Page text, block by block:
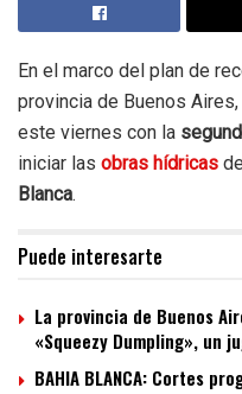
En el marco del plan de
provincia de Buenos
este viernes con la
iniciar las obras hídricas del
Blanca.
Puede interesarte
La provincia de Buenos
«Squeezy Dumpling», un
BAHIA BLANCA: Cortes